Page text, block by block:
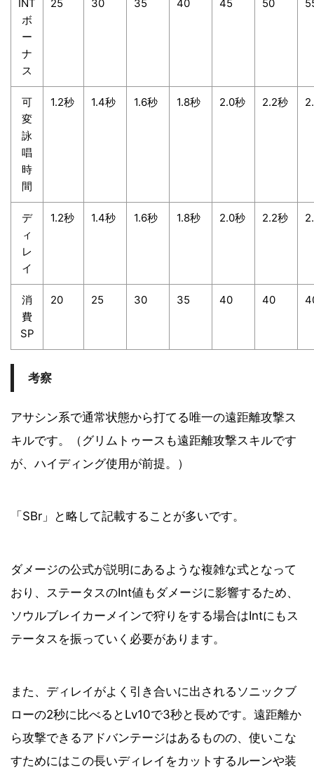
INT
ボ
ー
ナ
ス
25 30 35 40 45 50
可
変
詠
唱
時
間
1.2秒 1.4秒 1.6秒 1.8秒 2.0秒 2.2秒
デ
ィ
レ
イ
1.2秒 1.4秒 1.6秒 1.8秒 2.0秒 2.2秒
消
費
SP
20 25 30 35 40 40
考察
アサシン系で通常状態から打てる唯一の遠距離攻撃ス
キルです。（グリムトゥースも遠距離攻撃スキルです
が、ハイディング使用が前提。）
「SBr」と略して記載することが多いです。
ダメージの公式が説明にあるような複雑な式となって
おり、ステータスのInt値もダメージに影響するため、
ソウルブレイカーメインで狩りをする場合はIntにもス
テータスを振っていく必要があります。
また、ディレイがよく引き合いに出されるソニックブ
ローの2秒に比べるとLv10で3秒と長めです。遠距離か
ら攻撃できるアドバンテージはあるものの、使いこな
すためにはこの長いディレイをカットするルーンや装